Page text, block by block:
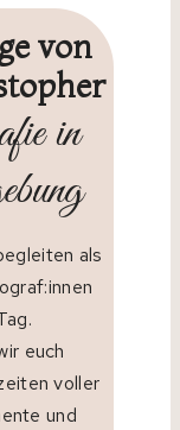
von
in
als
euch
voller
und